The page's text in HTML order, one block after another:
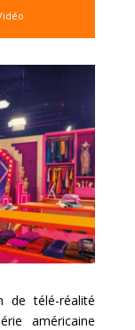
de télé-réalité
américaine